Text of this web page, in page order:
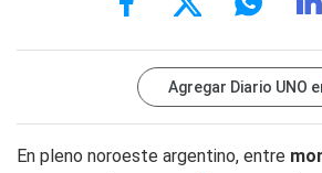
Agregar Diario UNO
En pleno noroeste argentino, entre